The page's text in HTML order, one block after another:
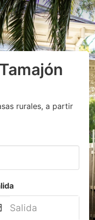
rurales, a partir